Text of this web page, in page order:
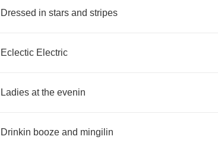
Dressed in stars and stripes
Eclectic Electric
Ladies at the evenin
Drinkin booze and mingilin